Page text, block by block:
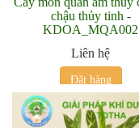
chậu thủy tinh -
KDOA_MQA002
Liên hệ
Đặt hàng